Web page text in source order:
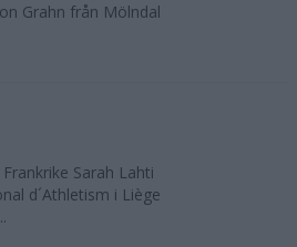
Grahn från Mölndal
Sarah Lahti
d´Athletism i Liège